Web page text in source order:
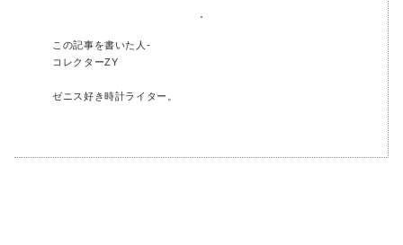
この記事を書いた人-
コレクターZY
ゼニス好き時計ライター。